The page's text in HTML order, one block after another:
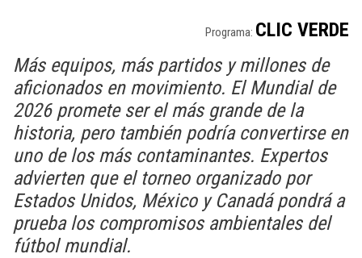
Programa: CLIC VERDE
Más equipos, más partidos y millones de
aficionados en movimiento. El Mundial de
2026 promete ser el más grande de la
historia, pero también podría convertirse en
uno de los más contaminantes. Expertos
advierten que el torneo organizado por
Estados Unidos, México y Canadá pondrá a
prueba los compromisos ambientales del
fútbol mundial.